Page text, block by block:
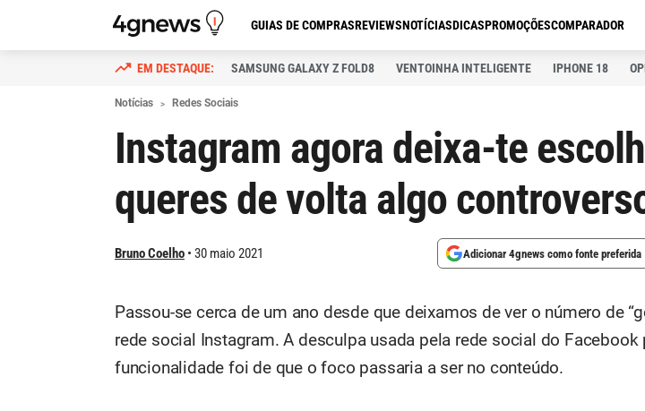
GUIAS DE COMPRASREVIEWSNOTÍCIASDICASPROMOÇÕESCOMPARADOR
SAMSUNG GALAXY Z FOLD8 VENTOINHA INTELIGENTE IPHONE 18
Notícias Redes Sociais
Instagram agora deixa-te
queres de volta algo
Bruno Coelho 30 maio 2021 Adicionar 4gnews como fonte preferida
Passou-se cerca de um ano desde que deixamos de ver o número de
rede social Instagram. A desculpa usada pela rede social do Facebook
funcionalidade foi de que o foco passaria a ser no conteúdo.